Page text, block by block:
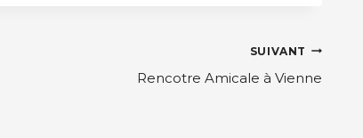
SUIVANT
Rencotre Amicale à Vienne